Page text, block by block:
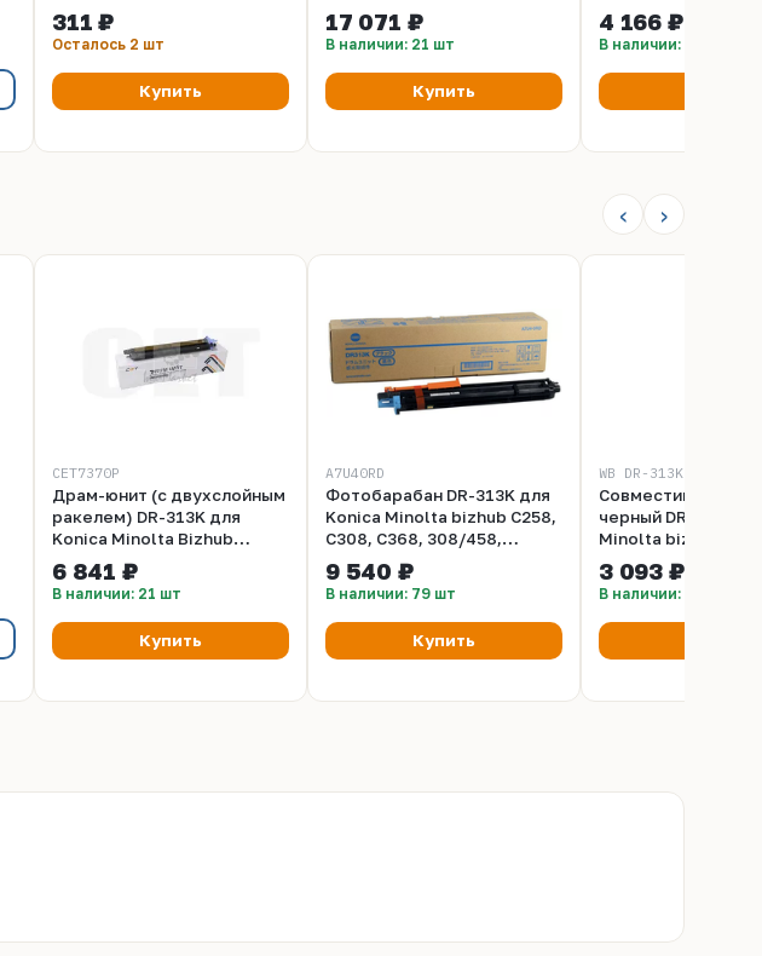
Imaging chip 55к (A0XV0RD -
DRUM)
311 ₽
Осталось 2 шт
Купить
фотобарабан цветной
17 071 ₽
В наличии: 21 шт
Купить
Black, 100000 стр.,
CET7983U
4 166 ₽
В наличии: 8 шт
‹ ›
CET7370P
Драм-юнит (c двухслойным
ракелем) DR-313K для
Konica Minolta Bizhub
C258/C308/C368 (CET)
Black, 150000 стр.,
CET7370P
6 841 ₽
В наличии: 21 шт
Купить
A7U40RD
Фотобарабан DR-313K для
Konica Minolta bizhub C258,
C308, C368, 308/458,
черный (A7U40RD)
9 540 ₽
В наличии: 79 шт
Купить
WB DR-313K
Совместимый
черный DR-313K
Minolta bizhub
C368
3 093 ₽
В наличии: 21 шт